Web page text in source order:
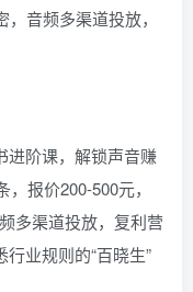
进阶课，解锁声音赚
报价200-500元，
多渠道投放，复利营
业规则的“百晓生”